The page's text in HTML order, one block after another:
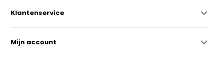
Klantenservice
Mijn account